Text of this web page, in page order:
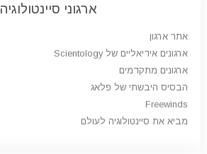
ארגוני סיינטולוגיה
אתר ארגון
ארגונים אידיאליים של Scientology
ארגונים מתקדמים
הבסיס היבשתי של פלאג
Freewinds
מביא את סיינטולוגיה לעולם